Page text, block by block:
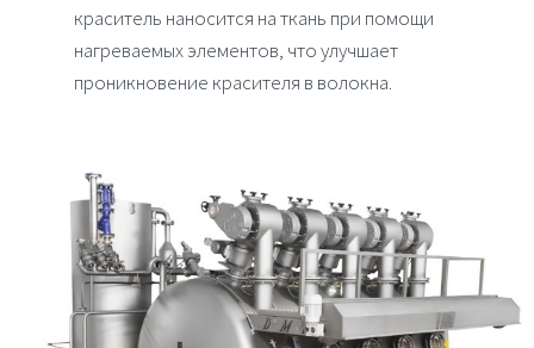
краситель наносится на ткань при помощи
нагреваемых элементов, что улучшает
проникновение красителя в волокна.